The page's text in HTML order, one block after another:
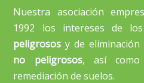
Nuestra asociación
1992 los intereses de los
peligrosos y de eliminación
no peligrosos, así como
remediación de suelos.